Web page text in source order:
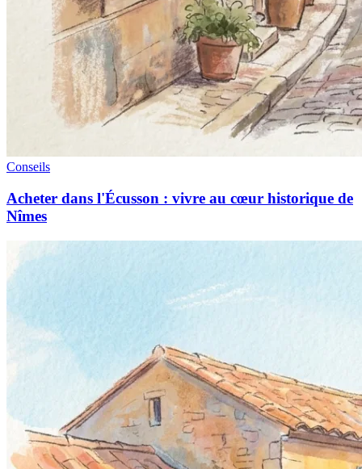
Conseils
Acheter dans l'Écusson : vivre au cœur historique de
Nîmes